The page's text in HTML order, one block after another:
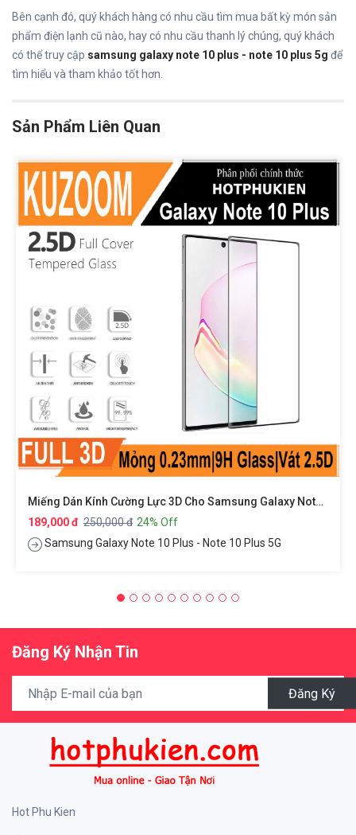
Bên cạnh đó, quý khách hàng có nhu cầu tìm mua bất kỳ món sản
phẩm điện lạnh cũ nào, hay có nhu cầu thanh lý chúng, quý khách
có thể truy cập samsung galaxy note 10 plus - note 10 plus 5g để
tìm hiểu và tham khảo tốt hơn.
Sản Phẩm Liên Quan
Miếng Dán Kính Cường Lực 3D Cho Samsung Galaxy Note 10 Plus Hiệu Kuzoom Protective Glass - Mỏng 0.3mm, Vát Cạnh 2.5D, Độ Cứng 9H, Viền Cứng Mỏng
189,000 đ 250,000 đ 24% Off
Samsung Galaxy Note 10 Plus - Note 10 Plus 5G
Đăng Ký Nhận Tin
Đăng Ký
Hot Phu Kien